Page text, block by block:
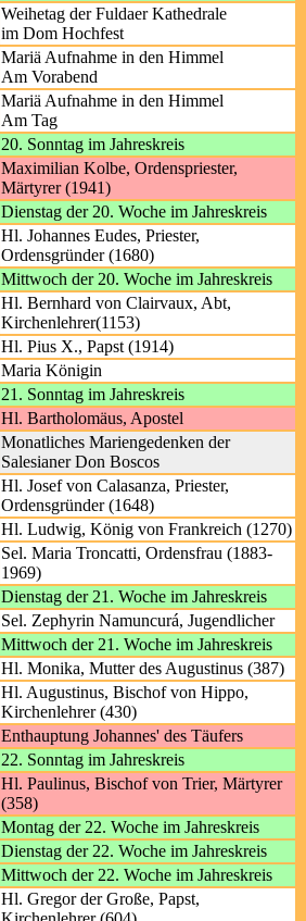
Weihetag der Fuldaer Kathedrale
im Dom Hochfest
Mariä Aufnahme in den Himmel
Am Vorabend
Mariä Aufnahme in den Himmel
Am Tag
20. Sonntag im Jahreskreis
Maximilian Kolbe, Ordenspriester,
Märtyrer (1941)
Dienstag der 20. Woche im Jahreskreis
Hl. Johannes Eudes, Priester,
Ordensgründer (1680)
Mittwoch der 20. Woche im Jahreskreis
Hl. Bernhard von Clairvaux, Abt,
Kirchenlehrer(1153)
Hl. Pius X., Papst (1914)
Maria Königin
21. Sonntag im Jahreskreis
Hl. Bartholomäus, Apostel
Monatliches Mariengedenken der
Salesianer Don Boscos
Hl. Josef von Calasanza, Priester,
Ordensgründer (1648)
Hl. Ludwig, König von Frankreich (1270)
Sel. Maria Troncatti, Ordensfrau (1883-
1969)
Dienstag der 21. Woche im Jahreskreis
Sel. Zephyrin Namuncurá, Jugendlicher
Mittwoch der 21. Woche im Jahreskreis
Hl. Monika, Mutter des Augustinus (387)
Hl. Augustinus, Bischof von Hippo,
Kirchenlehrer (430)
Enthauptung Johannes' des Täufers
22. Sonntag im Jahreskreis
Hl. Paulinus, Bischof von Trier, Märtyrer
(358)
Montag der 22. Woche im Jahreskreis
Dienstag der 22. Woche im Jahreskreis
Mittwoch der 22. Woche im Jahreskreis
Hl. Gregor der Große, Papst,